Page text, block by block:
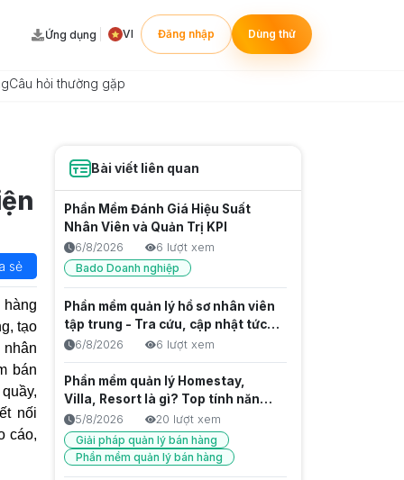
Ứng dụng VI Đăng nhập Dùng thử
Câu hỏi thường gặp
sẻ
tạo
bán
nối
cáo,
Bài viết liên quan
Phần Mềm Đánh Giá Hiệu Suất
Nhân Viên và Quản Trị KPI
6/8/2026
6 lượt xem
Bado Doanh nghiệp
Phần mềm quản lý hồ sơ nhân viên
tập trung - Tra cứu, cập nhật tức
thời và Chuẩn hóa dữ liệu gốc
6/8/2026 6 lượt xem
Phần mềm quản lý Homestay,
Villa, Resort là gì? Top tính năng
cần có
5/8/2026
20 lượt xem
Giải pháp quản lý bán hàng
Phần mềm quản lý bán hàng